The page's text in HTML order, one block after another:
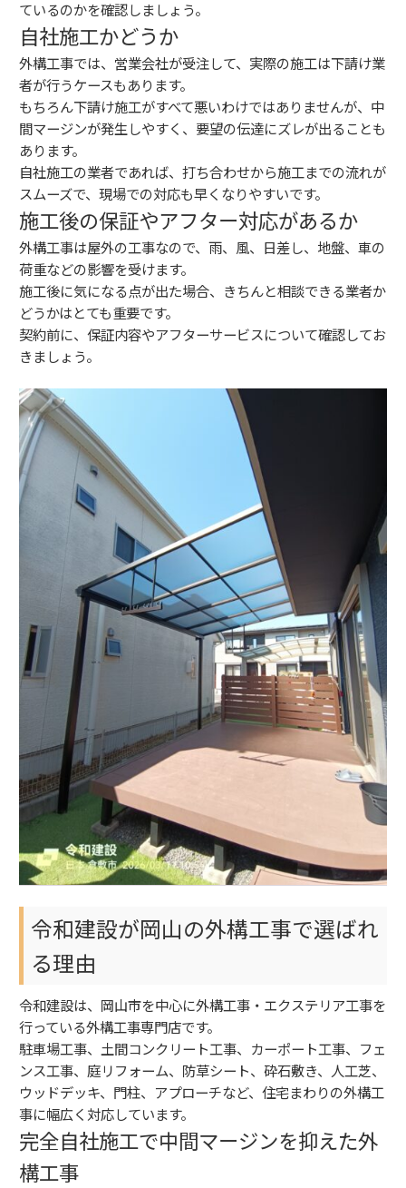
ているのかを確認しましょう。
自社施工かどうか
外構工事では、営業会社が受注して、実際の施工は下請け業
者が行うケースもあります。
もちろん下請け施工がすべて悪いわけではありませんが、中
間マージンが発生しやすく、要望の伝達にズレが出ることも
あります。
自社施工の業者であれば、打ち合わせから施工までの流れが
スムーズで、現場での対応も早くなりやすいです。
施工後の保証やアフター対応があるか
外構工事は屋外の工事なので、雨、風、日差し、地盤、車の
荷重などの影響を受けます。
施工後に気になる点が出た場合、きちんと相談できる業者か
どうかはとても重要です。
契約前に、保証内容やアフターサービスについて確認してお
きましょう。
令和建設が岡山の外構工事で選ばれ
る理由
令和建設は、岡山市を中心に外構工事・エクステリア工事を
行っている外構工事専門店です。
駐車場工事、土間コンクリート工事、カーポート工事、フェ
ンス工事、庭リフォーム、防草シート、砕石敷き、人工芝、
ウッドデッキ、門柱、アプローチなど、住宅まわりの外構工
事に幅広く対応しています。
完全自社施工で中間マージンを抑えた外
構工事